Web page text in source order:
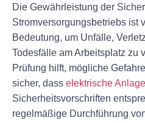
Die Gewährleistung der
Stromversorgungsbetriebs ist
Bedeutung, um Unfälle,
Todesfälle am Arbeitsplatz zu
Prüfung hilft, mögliche
sicher, dass elektrische
Sicherheitsvorschriften
regelmäßige Durchführung